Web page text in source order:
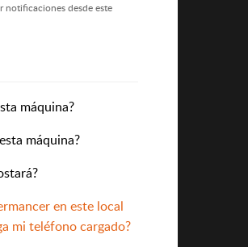
notificaciones desde este
máquina?
máquina?
en este local
mi teléfono cargado?